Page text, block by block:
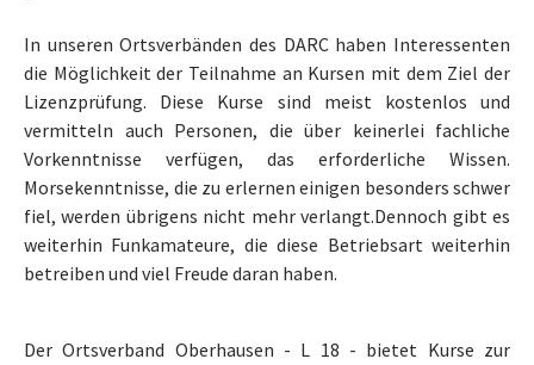
In unseren Ortsverbänden des DARC haben Interessenten
die Möglichkeit der Teilnahme an Kursen mit dem Ziel der
Lizenzprüfung. Diese Kurse sind meist kostenlos und
vermitteln auch Personen, die über keinerlei fachliche
Vorkenntnisse verfügen, das erforderliche Wissen.
Morsekenntnisse, die zu erlernen einigen besonders schwer
fiel, werden übrigens nicht mehr verlangt.Dennoch gibt es
weiterhin Funkamateure, die diese Betriebsart weiterhin
betreiben und viel Freude daran haben.
Der Ortsverband Oberhausen - L 18 - bietet Kurse zur